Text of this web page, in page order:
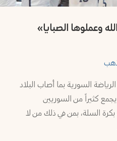
وعملوها الصبايا»
السورية بما أصاب البلاد
يجمع كثيراً من السوريين
السلة، بمن في ذلك من لا